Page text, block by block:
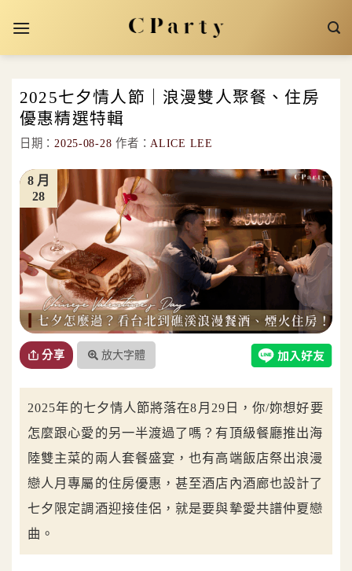
2025七夕情人節｜浪漫雙人聚餐、住房
優惠精選特輯
日期：2025-08-28 作者：ALICE LEE
28
8 月
分享 放大字體
2025年的七夕情人節將落在8月29日，你/妳想好要
怎麼跟心愛的另一半渡過了嗎？有頂級餐廳推出海
陸雙主菜的兩人套餐盛宴，也有高端飯店祭出浪漫
戀人月專屬的住房優惠，甚至酒店內酒廊也設計了
七夕限定調酒迎接佳侶，就是要與摯愛共譜仲夏戀
曲。